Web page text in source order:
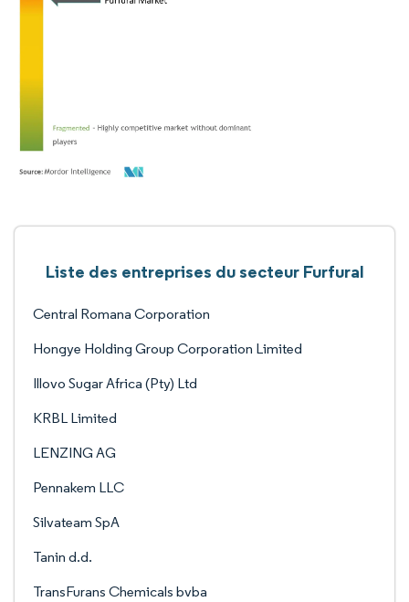
Liste des entreprises du secteur Furfural
Central Romana Corporation
Hongye Holding Group Corporation Limited
Illovo Sugar Africa (Pty) Ltd
KRBL Limited
LENZING AG
Pennakem LLC
Silvateam SpA
Tanin d.d.
TransFurans Chemicals bvba